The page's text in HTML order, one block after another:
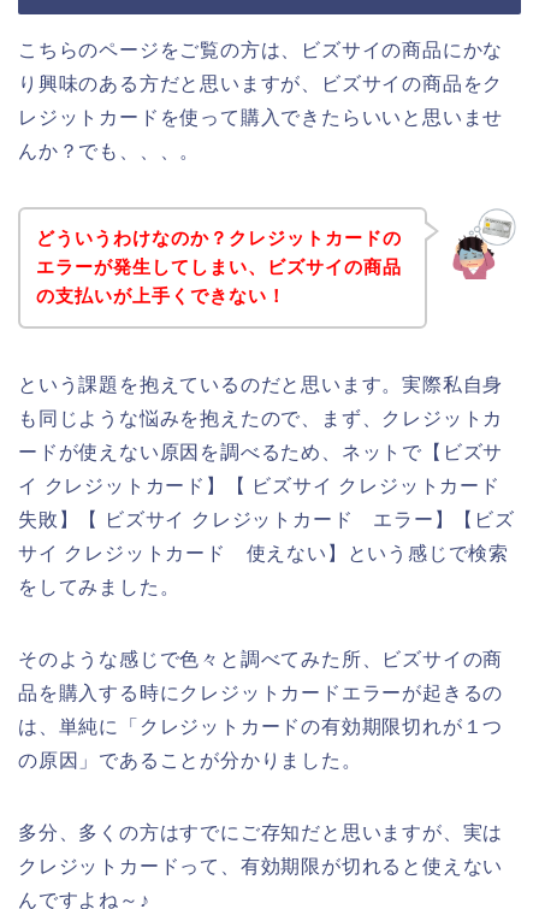
こちらのページをご覧の方は、ビズサイの商品にかな
り興味のある方だと思いますが、ビズサイの商品をク
レジットカードを使って購入できたらいいと思いませ
んか？でも、、、。
どういうわけなのか？クレジットカードの
エラーが発生してしまい、ビズサイの商品
の支払いが上手くできない！
という課題を抱えているのだと思います。実際私自身
も同じような悩みを抱えたので、まず、クレジットカ
ードが使えない原因を調べるため、ネットで【ビズサ
イ クレジットカード】【 ビズサイ クレジットカード
失敗】【 ビズサイ クレジットカード エラー】【ビズ
サイ クレジットカード 使えない】という感じで検索
をしてみました。
そのような感じで色々と調べてみた所、ビズサイの商
品を購入する時にクレジットカードエラーが起きるの
は、単純に「クレジットカードの有効期限切れが１つ
の原因」であることが分かりました。
多分、多くの方はすでにご存知だと思いますが、実は
クレジットカードって、有効期限が切れると使えない
んですよね～♪